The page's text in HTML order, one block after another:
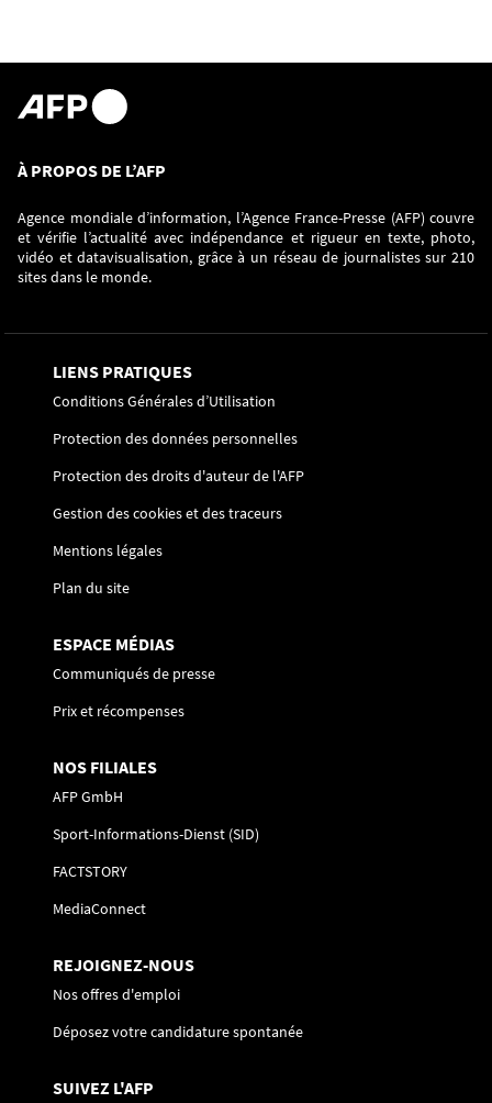
À PROPOS DE L’AFP
Agence mondiale d’information, l’Agence France-Presse (AFP) couvre
et vérifie l’actualité avec indépendance et rigueur en texte, photo,
vidéo et datavisualisation, grâce à un réseau de journalistes sur 210
sites dans le monde.
LIENS PRATIQUES
Conditions Générales d’Utilisation
Protection des données personnelles
Protection des droits d'auteur de l'AFP
Gestion des cookies et des traceurs
Mentions légales
Plan du site
ESPACE MÉDIAS
Communiqués de presse
Prix et récompenses
NOS FILIALES
AFP GmbH
Sport-Informations-Dienst (SID)
FACTSTORY
MediaConnect
REJOIGNEZ-NOUS
Nos offres d'emploi
Déposez votre candidature spontanée
SUIVEZ L'AFP